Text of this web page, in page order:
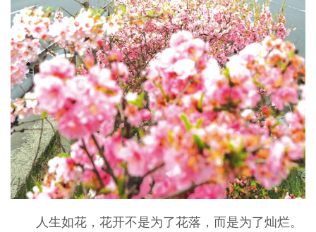
人生如花，花开不是为了花落，而是为了灿烂。